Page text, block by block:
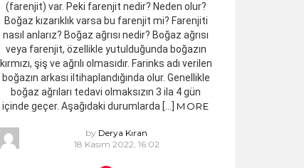
(farenjit) var. Peki farenjit nedir? Neden olur?
Boğaz kızarıklık varsa bu farenjit mi? Farenjiti
nasıl anlarız? Boğaz ağrısı nedir? Boğaz ağrısı
veya farenjit, özellikle yutulduğunda boğazın
kırmızı, şiş ve ağrılı olmasıdır. Farinks adı verilen
boğazın arkası iltihaplandığında olur. Genellikle
boğaz ağrıları tedavi olmaksızın 3 ila 4 gün
içinde geçer. Aşağıdaki durumlarda […] MORE
by Derya Kıran
18 Kasım 2022, 16:02